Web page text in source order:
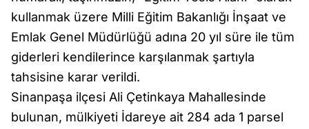
kullanmak üzere Milli Eğitim Bakanlığı İnşaat ve
Emlak Genel Müdürlüğü adına 20 yıl süre ile tüm
giderleri kendilerince karşılanmak şartıyla
tahsisine karar verildi.
Sinanpaşa ilçesi Ali Çetinkaya Mahallesinde
bulunan, mülkiyeti İdareye ait 284 ada 1 parsel